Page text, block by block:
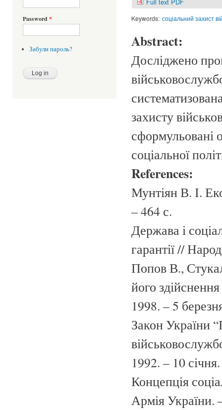
Password *
Забули пароль?
Keywords: соціальний захист
Abstract:
Досліджено
захисту
сформульовані
соціальної
References:
Мунтіян В. І.
– 464 с.
Держава і
гарантії //
Попов В.,
його
1998. – 5
Закон України
1992. – 10 січня.
Концепція
Армія України.